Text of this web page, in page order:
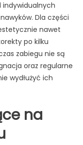
indywidualnych
Dla części
nawet
po kilku
zabiegu nie są
oraz regularne
wydłużyć ich
na